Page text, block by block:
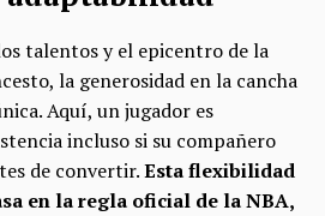
talentos y el epicentro de la
la generosidad en la cancha
Aquí, un jugador es
incluso si su compañero
de convertir.Esta flexibilidad
en la regla oficial de la NBA,